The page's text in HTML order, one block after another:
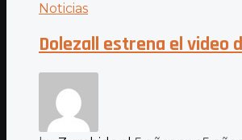
Noticias
Dolezall estrena el video